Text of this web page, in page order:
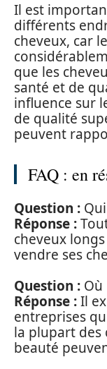
Il est
différents
cheveux, car
que les
santé et de
influence sur
de qualité
peuvent
FAQ : en
Question :
Réponse :
cheveux
vendre ses
Question : Où
Réponse :Il
entreprises
la plupart des
beauté